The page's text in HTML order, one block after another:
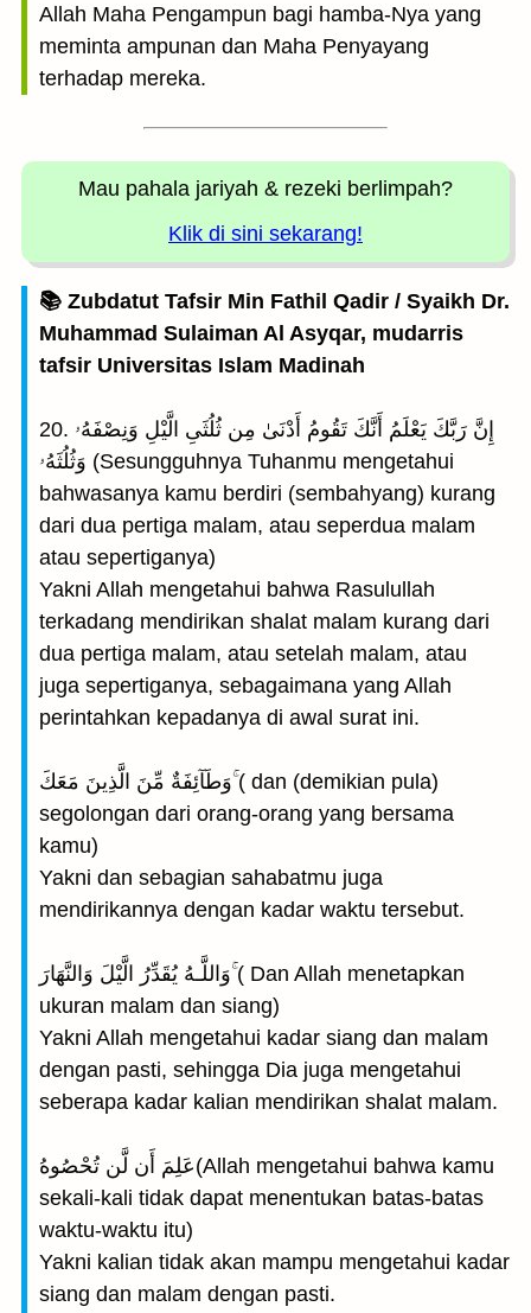
Allah Maha Pengampun bagi hamba-Nya yang
meminta ampunan dan Maha Penyayang
terhadap mereka.
Mau pahala jariyah & rezeki berlimpah?
Klik di sini sekarang!
📚 Zubdatut Tafsir Min Fathil Qadir / Syaikh Dr.
Muhammad Sulaiman Al Asyqar, mudarris
tafsir Universitas Islam Madinah
20. إِنَّ رَبَّكَ يَعْلَمُ أَنَّكَ تَقُومُ أَدْنَىٰ مِن ثُلُثَىِ الَّيْلِ وَنِصْفَهُۥ
وَثُلُثَهُۥ (Sesungguhnya Tuhanmu mengetahui
bahwasanya kamu berdiri (sembahyang) kurang
dari dua pertiga malam, atau seperdua malam
atau sepertiganya)
Yakni Allah mengetahui bahwa Rasulullah
terkadang mendirikan shalat malam kurang dari
dua pertiga malam, atau setelah malam, atau
juga sepertiganya, sebagaimana yang Allah
perintahkan kepadanya di awal surat ini.
وَطَآئِفَةٌ مِّنَ الَّذِينَ مَعَكَ ۚ( dan (demikian pula)
segolongan dari orang-orang yang bersama
kamu)
Yakni dan sebagian sahabatmu juga
mendirikannya dengan kadar waktu tersebut.
وَاللَّـهُ يُقَدِّرُ الَّيْلَ وَالنَّهَارَ ۚ( Dan Allah menetapkan
ukuran malam dan siang)
Yakni Allah mengetahui kadar siang dan malam
dengan pasti, sehingga Dia juga mengetahui
seberapa kadar kalian mendirikan shalat malam.
عَلِمَ أَن لَّن تُحْصُوهُ(Allah mengetahui bahwa kamu
sekali-kali tidak dapat menentukan batas-batas
waktu-waktu itu)
Yakni kalian tidak akan mampu mengetahui kadar
siang dan malam dengan pasti.